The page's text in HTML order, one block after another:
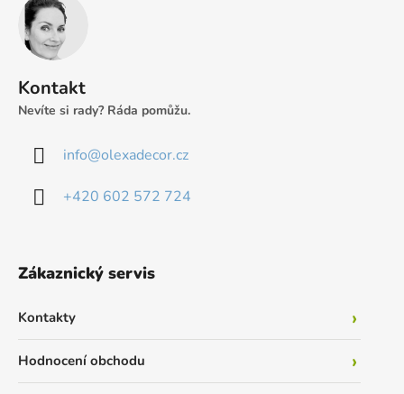
Kontakt
Nevíte si rady? Ráda pomůžu.
info@olexadecor.cz
+420 602 572 724
Zákaznický servis
Kontakty
Hodnocení obchodu